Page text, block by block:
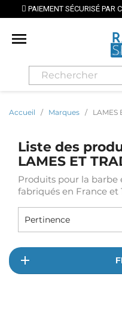
BANCAIRE

Accueil Marques LAMES
Liste des
LAMES ET
Produits pour la barbe
fabriqués en France et
Pertinence